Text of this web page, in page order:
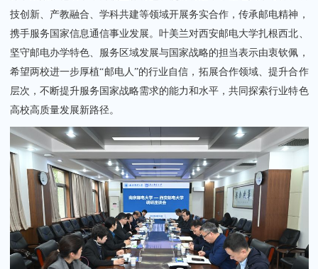
技创新、产教融合、学科共建等领域开展务实合作，传承邮电精神，
携手服务国家信息通信事业发展。叶美兰对西安邮电大学扎根西北、
坚守邮电办学特色、服务区域发展与国家战略的担当表示由衷钦佩，
希望两校进一步厚植“邮电人”的行业自信，拓展合作领域、提升合作
层次，不断提升服务国家战略需求的能力和水平，共同探索行业特色
高校高质量发展新路径。